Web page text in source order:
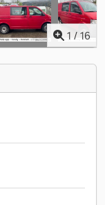
1 /16